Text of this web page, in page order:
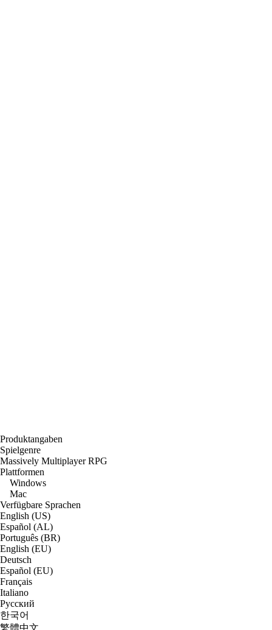
Produktangaben
Spielgenre
Massively Multiplayer RPG
Plattformen
Windows
Mac
Verfügbare Sprachen
English (US)
Español (AL)
Português (BR)
English (EU)
Deutsch
Español (EU)
Français
Italiano
Русский
한국어